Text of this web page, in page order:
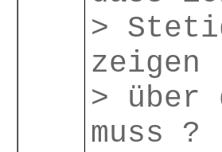
>
zeigen
> über
muss ?